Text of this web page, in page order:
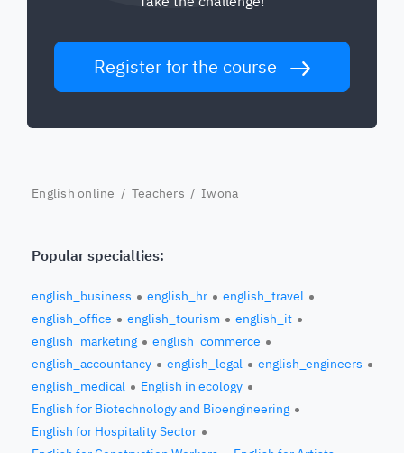
Register for the course
English online / Teachers / Iwona
Popular specialties:
english_business english_hr
english_travel
english_office
english_tourism
english_it
english_marketing
english_commerce
english_accountancy
english_legal
english_engineers
english_medical
English in ecology
English for Biotechnology and Bioengineering
English for Hospitality Sector